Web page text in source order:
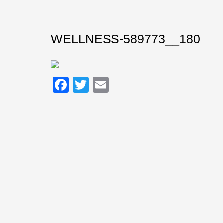
WELLNESS-589773__180
Facebook
Twitter